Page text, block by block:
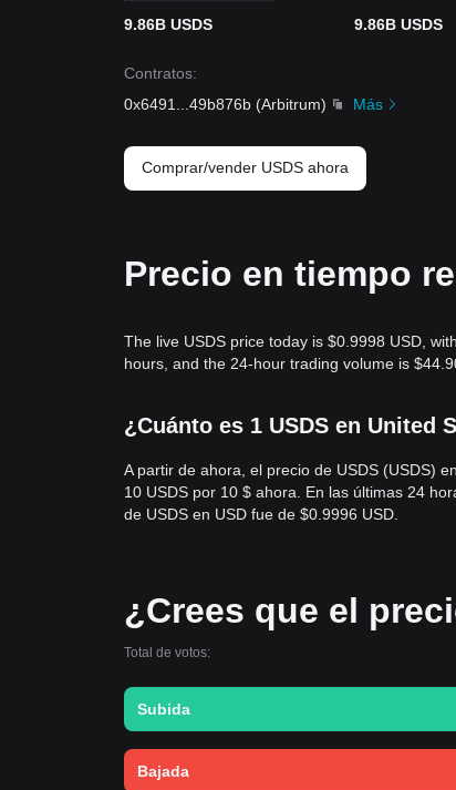
9.86B USDS
9.86B USDS
Contratos:
0x6491
49b876b (Arbitrum) Más
Comprar/vender USDS ahora
Precio en tiempo
The live USDS price today is $0.9998 USD,
hours, and the 24-hour trading volume is
¿Cuánto es 1 USDS en United
A partir de ahora, el precio de USDS (USDS)
10 USDS por 10 $ ahora. En las últimas 24
de USDS en USD fue de $0.9996 USD.
¿Crees que el
Total de votos:
Subida
Bajada